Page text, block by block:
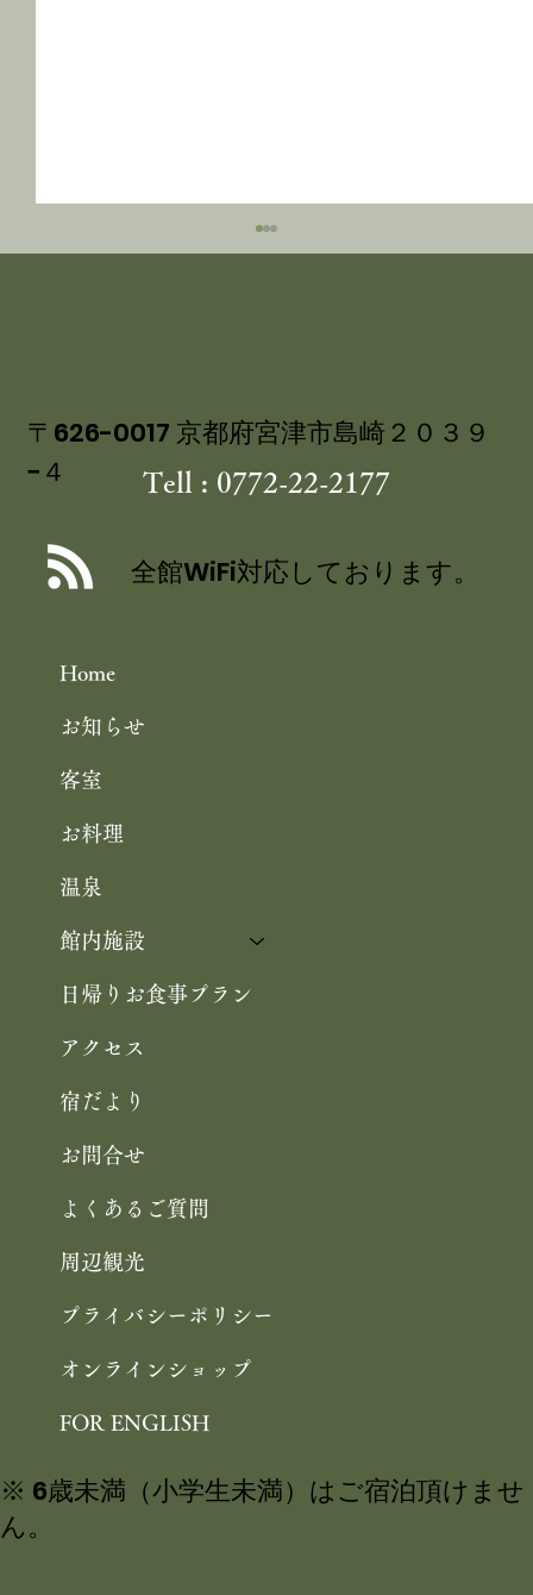
ルク 飯尾醸造 富士酢プレミアム使用
Home
お知らせ
客室
お料理
温泉
館内施設
日帰りお食事プラン
アクセス
宿だより
お問合せ
よくあるご質問
周辺観光
プライバシーポリシー
オンラインショップ
FOR ENGLISH
〒626-0017 京都府宮津市島崎２０３９
−４
Tell : 0772-22-2177
全館WiFi対応しております。
※ 6歳未満（小学生未満）はご宿泊頂けませ
ん。